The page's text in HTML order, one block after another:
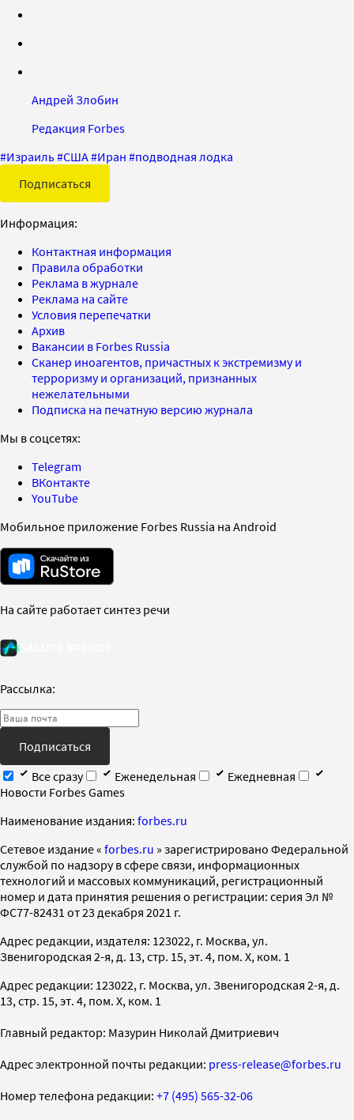
Андрей Злобин
Редакция Forbes
#Израиль#США#Иран #подводная лодка
Подписаться
Информация:
Контактная информация
Правила обработки
Реклама в журнале
Реклама на сайте
Условия перепечатки
Архив
Вакансии в Forbes Russia
Сканер иноагентов, причастных к экстремизму и
терроризму и организаций, признанных
нежелательными
Подписка на печатную версию журнала
Мы в соцсетях:
Telegram
ВКонтакте
YouTube
Мобильное приложение Forbes Russia на Android
На сайте работает синтез речи
Рассылка:
Подписаться
Все сразу
Еженедельная
Ежедневная
Новости Forbes Games
Наименование издания: forbes.ru
Cетевое издание « forbes.ru » зарегистрировано Федеральной
службой по надзору в сфере связи, информационных
технологий и массовых коммуникаций, регистрационный
номер и дата принятия решения о регистрации: серия Эл №
ФС77-82431 от 23 декабря 2021 г.
Адрес редакции, издателя: 123022, г. Москва, ул.
Звенигородская 2-я, д. 13, стр. 15, эт. 4, пом. X, ком. 1
Адрес редакции: 123022, г. Москва, ул. Звенигородская 2-я, д.
13, стр. 15, эт. 4, пом. X, ком. 1
Главный редактор: Мазурин Николай Дмитриевич
Адрес электронной почты редакции: press-release@forbes.ru
Номер телефона редакции: +7 (495) 565-32-06